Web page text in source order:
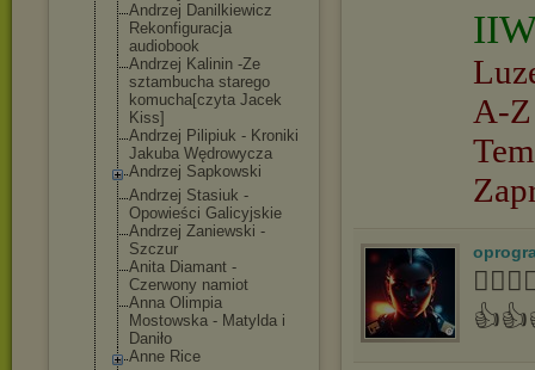
Andrzej Danilkiewicz
Rekonfiguracja
audiobook
Andrzej Kalinin -Ze
sztambucha starego
komucha[czyta Jacek
Kiss]
Andrzej Pilipiuk - Kroniki
Jakuba Wędrowycza
Andrzej Sapkowski
Andrzej Stasiuk -
Opowieści Galicyjskie
Andrzej Zaniewski -
Szczur
Anita Diamant -
Czerwony namiot
Anna Olimpia
Mostowska - Matylda i
Daniło
Anne Rice
A-